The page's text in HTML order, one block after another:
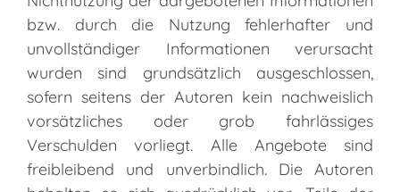
bzw. durch die Nutzung fehlerhafter und
unvollständiger Informationen verursacht
wurden sind grundsätzlich ausgeschlossen,
sofern seitens der Autoren kein nachweislich
vorsätzliches oder grob fahrlässiges
Verschulden vorliegt. Alle Angebote sind
freibleibend und unverbindlich. Die Autoren